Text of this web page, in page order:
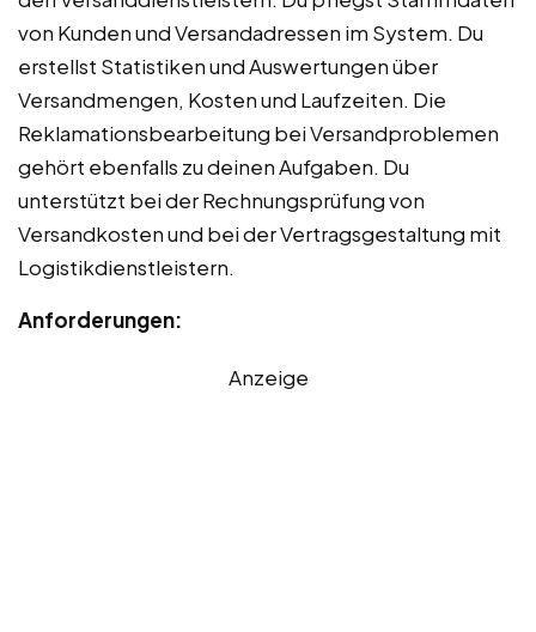
von Kunden und Versandadressen im System. Du
erstellst Statistiken und Auswertungen über
Versandmengen, Kosten und Laufzeiten. Die
Reklamationsbearbeitung bei Versandproblemen
gehört ebenfalls zu deinen Aufgaben. Du
unterstützt bei der Rechnungsprüfung von
Versandkosten und bei der Vertragsgestaltung mit
Logistikdienstleistern.
Anforderungen:
Anzeige